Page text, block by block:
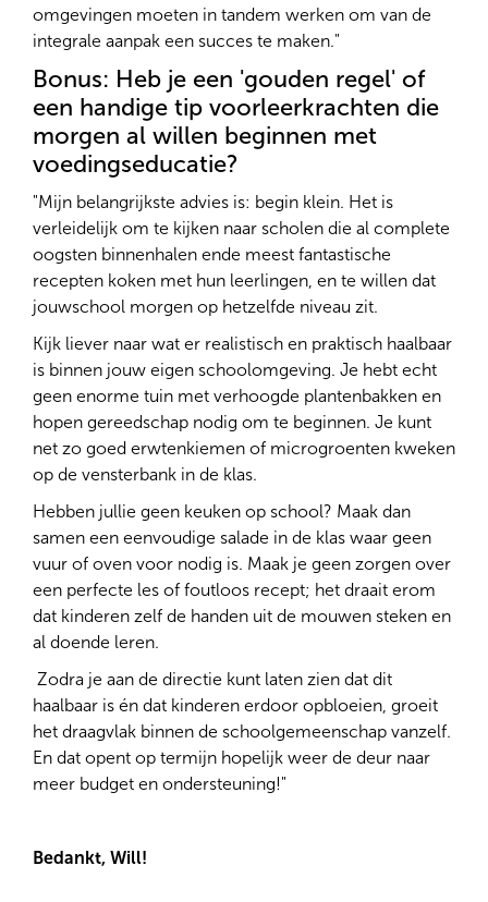
omgevingen moeten in tandem werken om van de
integrale aanpak een succes te maken."
Bonus: Heb je een 'gouden regel' of
een handige tip voorleerkrachten die
morgen al willen beginnen met
voedingseducatie?
"Mijn belangrijkste advies is: begin klein. Het is
verleidelijk om te kijken naar scholen die al complete
oogsten binnenhalen ende meest fantastische
recepten koken met hun leerlingen, en te willen dat
jouwschool morgen op hetzelfde niveau zit.
Kijk liever naar wat er realistisch en praktisch haalbaar
is binnen jouw eigen schoolomgeving. Je hebt echt
geen enorme tuin met verhoogde plantenbakken en
hopen gereedschap nodig om te beginnen. Je kunt
net zo goed erwtenkiemen of microgroenten kweken
op de vensterbank in de klas.
Hebben jullie geen keuken op school? Maak dan
samen een eenvoudige salade in de klas waar geen
vuur of oven voor nodig is. Maak je geen zorgen over
een perfecte les of foutloos recept; het draait erom
dat kinderen zelf de handen uit de mouwen steken en
al doende leren.
Zodra je aan de directie kunt laten zien dat dit
haalbaar is én dat kinderen erdoor opbloeien, groeit
het draagvlak binnen de schoolgemeenschap vanzelf.
En dat opent op termijn hopelijk weer de deur naar
meer budget en ondersteuning!"
Bedankt, Will!